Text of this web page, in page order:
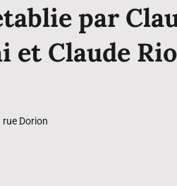
par
et Claude
rue Dorion